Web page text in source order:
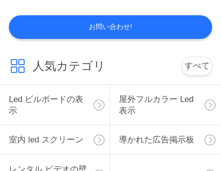
お問い合わせ!
人気カテゴリ すべて
Led ビルボードの表
示
屋外フルカラー Led
表示
室内 led スクリーン 導かれた広告掲示板